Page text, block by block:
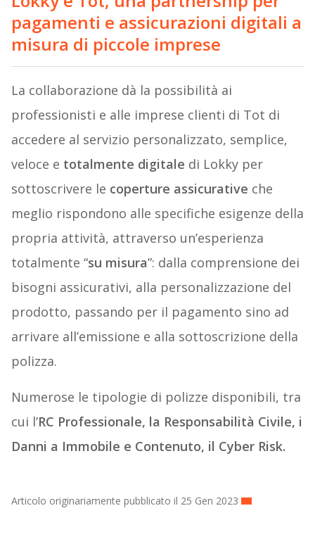
pagamenti e assicurazioni digitali a
misura di piccole imprese
La collaborazione dà la possibilità ai
professionisti e alle imprese clienti di Tot di
accedere al servizio personalizzato, semplice,
veloce e totalmente digitale di Lokky per
sottoscrivere le coperture assicurative che
meglio rispondono alle specifiche esigenze della
propria attività, attraverso un’esperienza
totalmente “su misura”: dalla comprensione dei
bisogni assicurativi, alla personalizzazione del
prodotto, passando per il pagamento sino ad
arrivare all’emissione e alla sottoscrizione della
polizza.
Numerose le tipologie di polizze disponibili, tra
cui l’RC Professionale, la Responsabilità Civile, i
Danni a Immobile e Contenuto, il Cyber Risk.
Articolo originariamente pubblicato il 25 Gen 2023